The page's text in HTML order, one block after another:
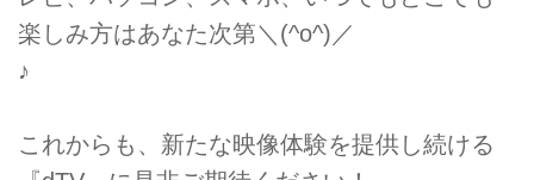
楽しみ方はあなた次第＼(^o^)／
♪
これからも、新たな映像体験を提供し続ける